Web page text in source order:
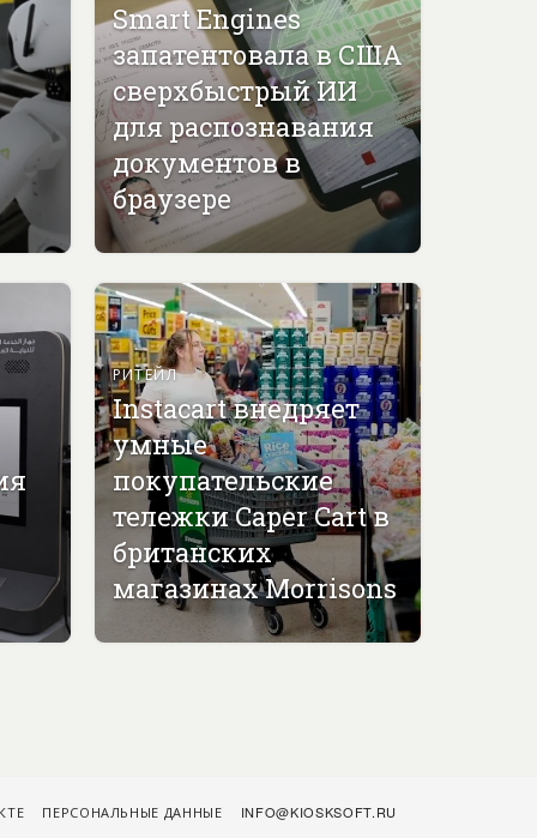
Smart Engines
запатентовала в США
сверхбыстрый ИИ
для распознавания
документов в
браузере
РИТЕЙЛ
Instacart внедряет
умные
покупательские
тележки Caper Cart в
британских
магазинах Morrisons
ПЕРСОНАЛЬНЫЕ ДАННЫЕ INFO@KIOSKSOFT.RU